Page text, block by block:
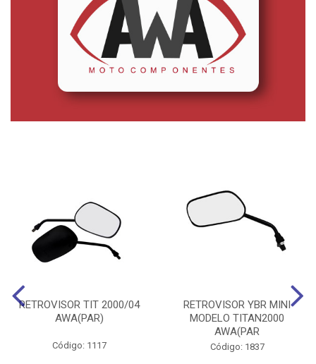
RETROVISOR TIT 2000/04
AWA(PAR)
Código: 1117
RETROVISOR YBR MINI
MODELO TITAN2000
AWA(PAR
Código: 1837